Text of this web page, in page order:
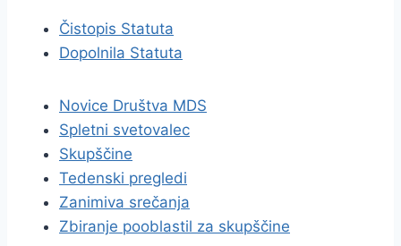
Čistopis Statuta
Dopolnila Statuta
Novice Društva MDS
Spletni svetovalec
Skupščine
Tedenski pregledi
Zanimiva srečanja
Zbiranje pooblastil za skupščine